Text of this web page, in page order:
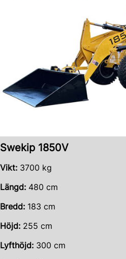
Swekip 1850V
Vikt: 3700 kg
Längd: 480 cm
Bredd: 183 cm
Höjd: 255 cm
Lyfthöjd: 300 cm